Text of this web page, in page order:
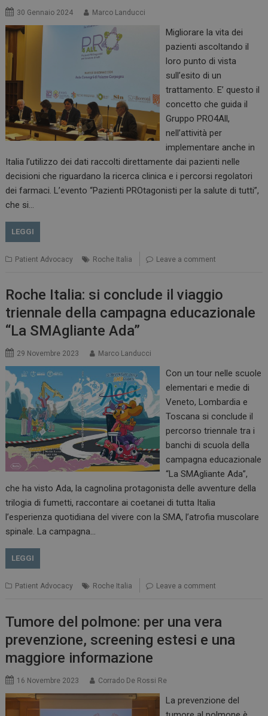
30 Gennaio 2024 Marco Landucci
Migliorare la vita dei
pazienti ascoltando il
loro punto di vista
sull’esito di un
trattamento. E’ questo il
concetto che guida il
Gruppo PRO4All,
nell’attività per
implementare anche in
Italia l’utilizzo dei dati raccolti direttamente dai pazienti nelle
decisioni che riguardano la ricerca clinica e i percorsi regolatori
dei farmaci. L’evento “Pazienti PROtagonisti per la salute di tutti”,
che si…
LEGGI
Patient Advocacy Roche Italia Leave a comment
Roche Italia: si conclude il viaggio
triennale della campagna educazionale
“La SMAgliante Ada”
29 Novembre 2023 Marco Landucci
Con un tour nelle scuole
elementari e medie di
Veneto, Lombardia e
Toscana si conclude il
percorso triennale tra i
banchi di scuola della
campagna educazionale
“La SMAgliante Ada”,
che ha visto Ada, la cagnolina protagonista delle avventure della
trilogia di fumetti, raccontare ai coetanei di tutta Italia
l’esperienza quotidiana del vivere con la SMA, l’atrofia muscolare
spinale. La campagna…
LEGGI
Patient Advocacy Roche Italia Leave a comment
Tumore del polmone: per una vera
prevenzione, screening estesi e una
maggiore informazione
16 Novembre 2023 Corrado De Rossi Re
La prevenzione del